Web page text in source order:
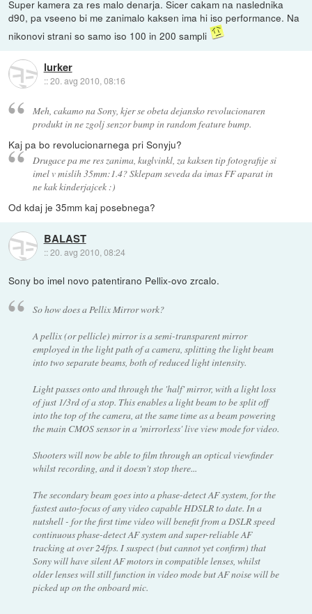
Super kamera za res malo denarja. Sicer cakam na naslednika
d90, pa vseeno bi me zanimalo kaksen ima hi iso performance. Na
nikonovi strani so samo iso 100 in 200 sampli
lurker
::20. avg 2010, 08:16
Meh, cakamo na Sony, kjer se obeta dejansko revolucionaren
produkt in ne zgolj senzor bump in random feature bump.
Kaj pa bo revolucionarnega pri Sonyju?
Drugace pa me res zanima, kuglvinkl, za kaksen tip fotografije si
imel v mislih 35mm:1.4? Sklepam seveda da imas FF aparat in
ne kak kinderjajcek :)
Od kdaj je 35mm kaj posebnega?
BALAST
::20. avg 2010, 08:24
Sony bo imel novo patentirano Pellix-ovo zrcalo.
So how does a Pellix Mirror work?
A pellix (or pellicle) mirror is a semi-transparent mirror
employed in the light path of a camera, splitting the light beam
into two separate beams, both of reduced light intensity.
Light passes onto and through the 'half' mirror, with a light loss
of just 1/3rd of a stop. This enables a light beam to be split off
into the top of the camera, at the same time as a beam powering
the main CMOS sensor in a 'mirrorless' live view mode for video.
Shooters will now be able to film through an optical viewfinder
whilst recording, and it doesn't stop there...
The secondary beam goes into a phase-detect AF system, for the
fastest auto-focus of any video capable HDSLR to date. In a
nutshell - for the first time video will benefit from a DSLR speed
continuous phase-detect AF system and super-reliable AF
tracking at over 24fps. I suspect (but cannot yet confirm) that
Sony will have silent AF motors in compatible lenses, whilst
older lenses will still function in video mode but AF noise will be
picked up on the onboard mic.